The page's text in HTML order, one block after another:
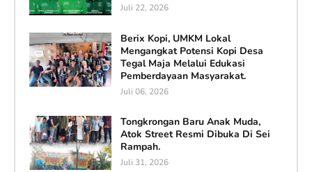
Juli 22, 2026
Berix Kopi, UMKM Lokal
Mengangkat Potensi Kopi Desa
Tegal Maja Melalui Edukasi
Pemberdayaan Masyarakat.
Juli 06, 2026
Tongkrongan Baru Anak Muda,
Atok Street Resmi Dibuka Di Sei
Rampah.
Juli 31, 2026